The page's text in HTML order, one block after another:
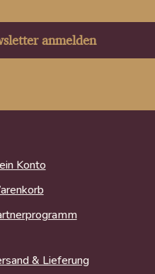
anmelden
Konto
& Lieferung